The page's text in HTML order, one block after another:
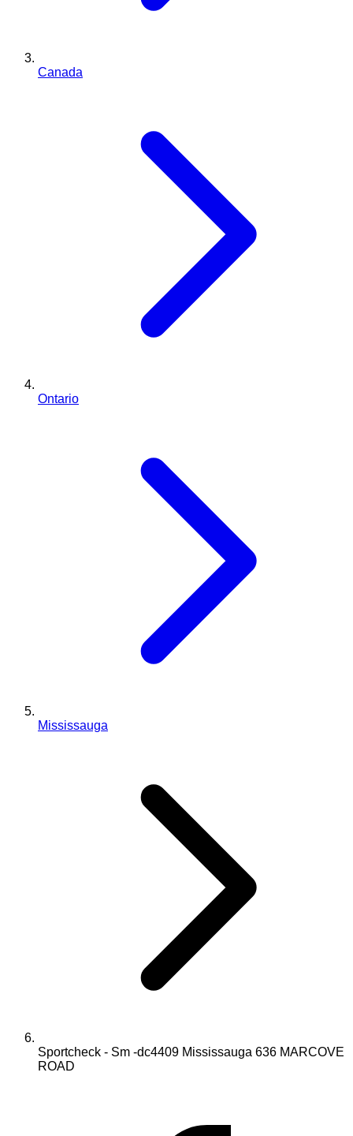
Canada
Ontario
Mississauga
Sportcheck - Sm -dc4409 Mississauga 636 MARCOVE
ROAD